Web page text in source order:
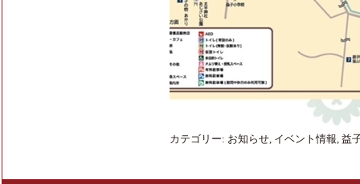
カテゴリー: お知らせ, イベント情報, 益